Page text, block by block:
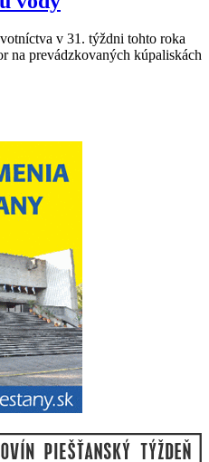
v 31. týždni tohto roka
na prevádzkovaných kúpaliskách